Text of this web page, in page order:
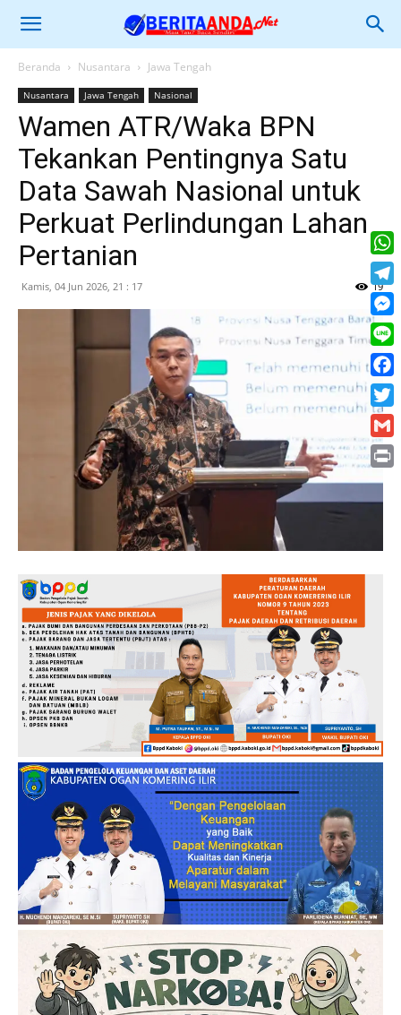
Beranda Nusantara Jawa Tengah
Nusantara Jawa Tengah Nasional
Wamen ATR/Waka BPN
Tekankan Pentingnya Satu
Data Sawah Nasional untuk
Perkuat Perlindungan Lahan
Pertanian
Kamis, 04 Jun 2026, 21 : 17 19
Line
Print